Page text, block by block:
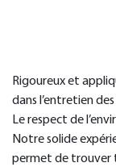
Rigoureux et
dans l’entretien
Le respect de
Notre solide
permet de trouver